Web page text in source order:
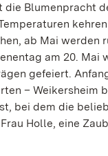
die Blumenpracht
ab Mai werden
am 20. Mai
gefeiert.
– Weikersheim
bei dem die
Holle, eine